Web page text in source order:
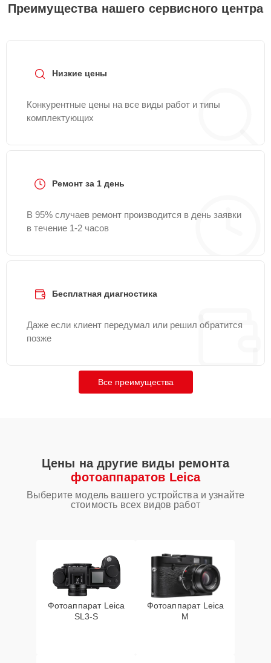
Преимущества нашего сервисного центра
Низкие цены
Конкурентные цены на все виды работ и типы
комплектующих
Ремонт за 1 день
В 95% случаев ремонт производится в день заявки
в течение 1-2 часов
Бесплатная диагностика
Даже если клиент передумал или решил обратится
позже
Все преимущества
Цены на другие виды ремонта
фотоаппаратов Leica
Выберите модель вашего устройства и узнайте
стоимость всех видов работ
Фотоаппарат Leica
SL3‑S
Фотоаппарат Leica
M